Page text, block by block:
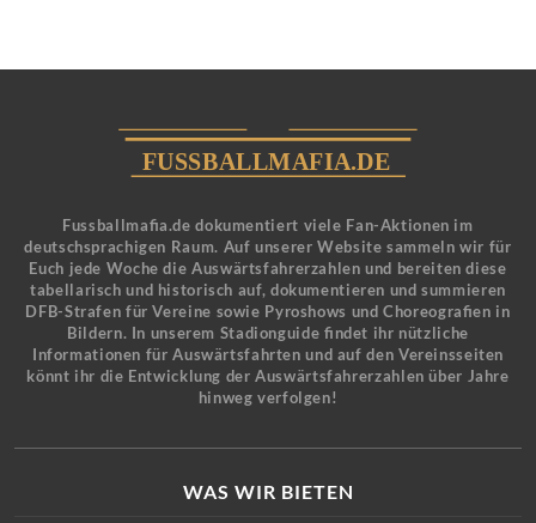
Fussballmafia.de dokumentiert viele Fan-Aktionen im
deutschsprachigen Raum. Auf unserer Website sammeln wir für
Euch jede Woche die Auswärtsfahrerzahlen und bereiten diese
tabellarisch und historisch auf, dokumentieren und summieren
DFB-Strafen für Vereine sowie Pyroshows und Choreografien in
Bildern. In unserem Stadionguide findet ihr nützliche
Informationen für Auswärtsfahrten und auf den Vereinsseiten
könnt ihr die Entwicklung der Auswärtsfahrerzahlen über Jahre
hinweg verfolgen!
WAS WIR BIETEN